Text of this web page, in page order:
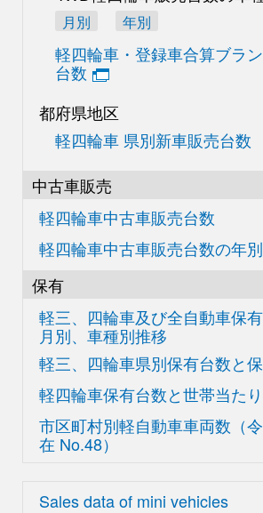
月別 年別
軽四輪車・登録車合算ブラ
台数
都府県地区
軽四輪車 県別新車販売台数
中古車販売
軽四輪車中古車販売台数
軽四輪車中古車販売台数の年
保有
軽三、四輪車及び全自動車保
月別、車種別推移
軽三、四輪車県別保有台数と
軽四輪車保有台数と世帯当た
市区町村別軽自動車車両数 （
在 No.48）
Sales data of mini vehicles